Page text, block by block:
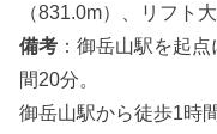
（831.0m）、リフト
備考 ：御岳山駅を起
間20分。
御岳山駅から徒歩1時